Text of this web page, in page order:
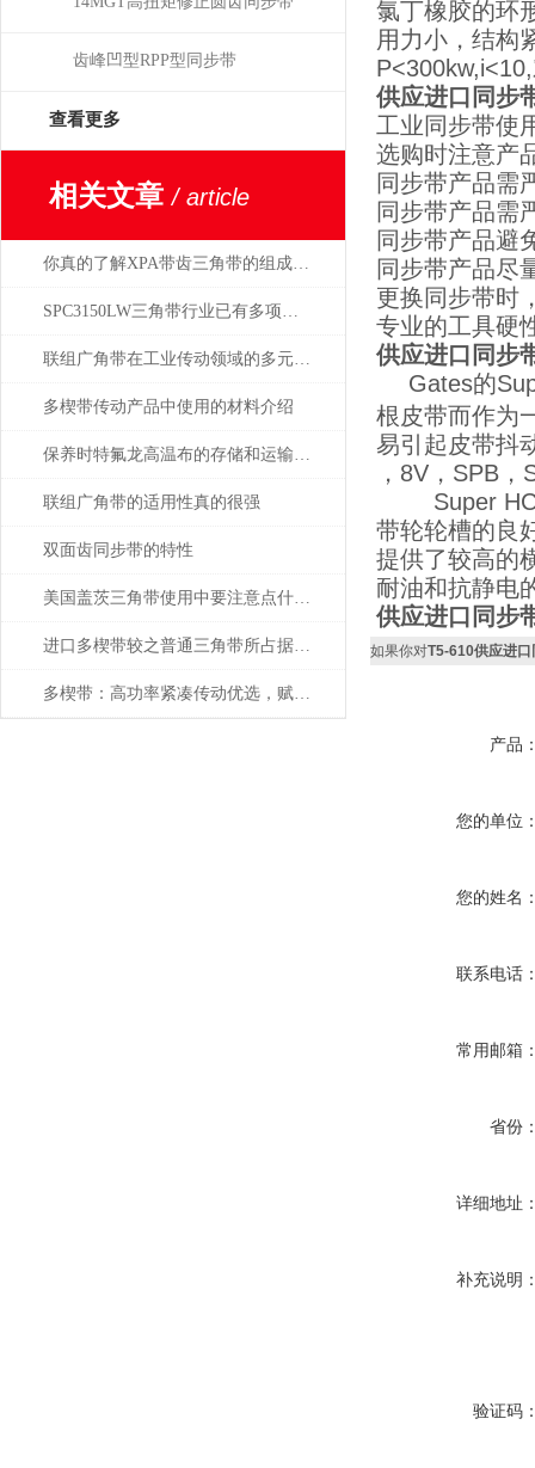
齿峰凹型RPP型同步带
查看更多
相关文章/ article
你真的了解XPA带齿三角带的组成吗？
SPC3150LW三角带行业已有多项国家标准
联组广角带在工业传动领域的多元应用
多楔带传动产品中使用的材料介绍
保养时特氟龙高温布的存储和运输更要注意
联组广角带的适用性真的很强
双面齿同步带的特性
美国盖茨三角带使用中要注意点什么？
进口多楔带较之普通三角带所占据的优势
多楔带：高功率紧凑传动优选，赋能多领域高效平稳运行
氯丁橡胶的环
用力小，结构
供应进口同步
工业同步带使
选购时注意产
同步带产品需
同步带产品需
同步带产品避
同步带产品尽
更换同步带时
专业的工具硬
供应进口同步
Gates的
根皮带而作为
易引起皮带抖
，8V，SPB
Super HC
带轮轮槽的良
提供了较高的
耐油和抗静电
供应进口同步
如果你对T5-610供应进
产品
您的单位
您的姓名
联系电话
常用邮箱
省份
详细地址
补充说明
验证码